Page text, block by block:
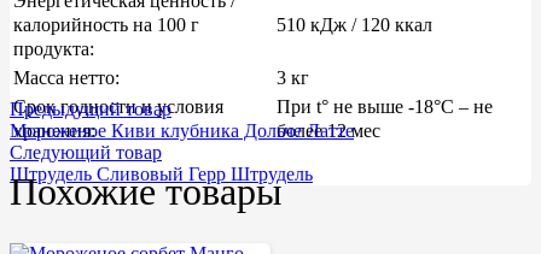
калорийность на 100 г
продукта:
510 кДж / 120 ккал
Масса нетто:
3 кг
Срок годности и условия
хранения:
При t° не выше -18°С – не
более 12 мес
Предыдущий товар
Мороженое Киви клубника Дольче Латте
Следующий товар
Штрудель Сливовый Герр Штрудель
Похожие товары